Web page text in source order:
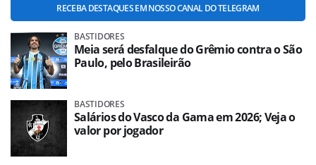
RECEBA DESTAQUES EM NOSSO CANAL DO TELEGRAM
BASTIDORES
Meia será desfalque do Grêmio contra o São
Paulo, pelo Brasileirão
BASTIDORES
Salários do Vasco da Gama em 2026; Veja o
valor por jogador